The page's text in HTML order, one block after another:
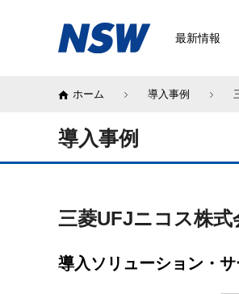
最新情報
ホーム 導入事例
導入事例
三菱UFJニコス株式
導入ソリューション・